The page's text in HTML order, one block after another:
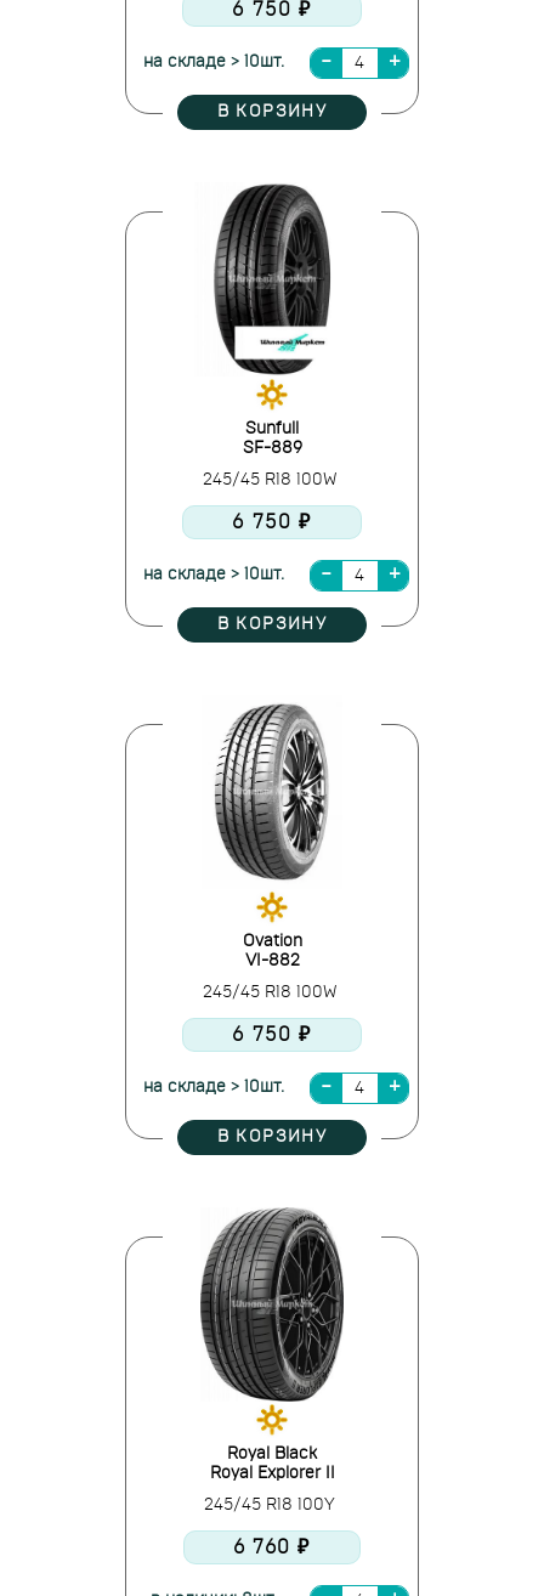
6 750 ₽
на складе > 10шт.
В КОРЗИНУ
Sunfull
SF-889
245/45 R18 100W
6 750 ₽
на складе > 10шт.
В КОРЗИНУ
Ovation
VI-882
245/45 R18 100W
6 750 ₽
на складе > 10шт.
В КОРЗИНУ
Royal Black
Royal Explorer II
245/45 R18 100Y
6 760 ₽